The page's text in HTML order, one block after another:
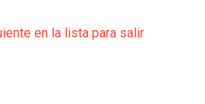
en la lista para salir